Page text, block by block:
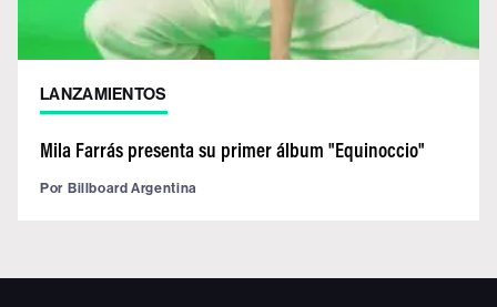
LANZAMIENTOS
Mila Farrás presenta su primer álbum "Equinoccio"
Por Billboard Argentina